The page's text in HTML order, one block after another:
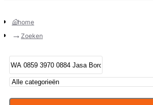
home
Zoeken